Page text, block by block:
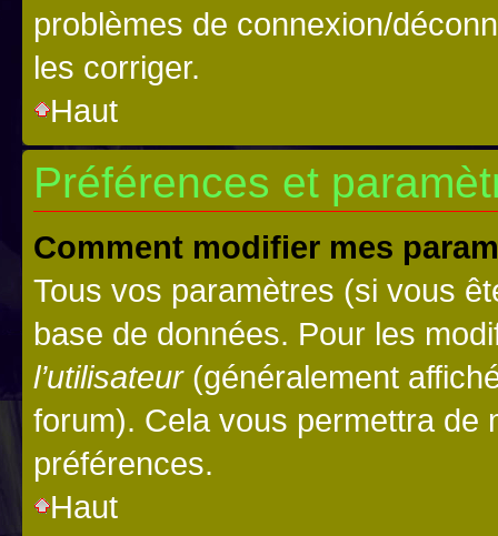
problèmes de connexion/
les corriger.
Haut
Préférences et
Comment modifier mes
Tous vos paramètres (si vous
base de données. Pour les
l’utilisateur(généralement
forum). Cela vous permettra de
préférences.
Haut